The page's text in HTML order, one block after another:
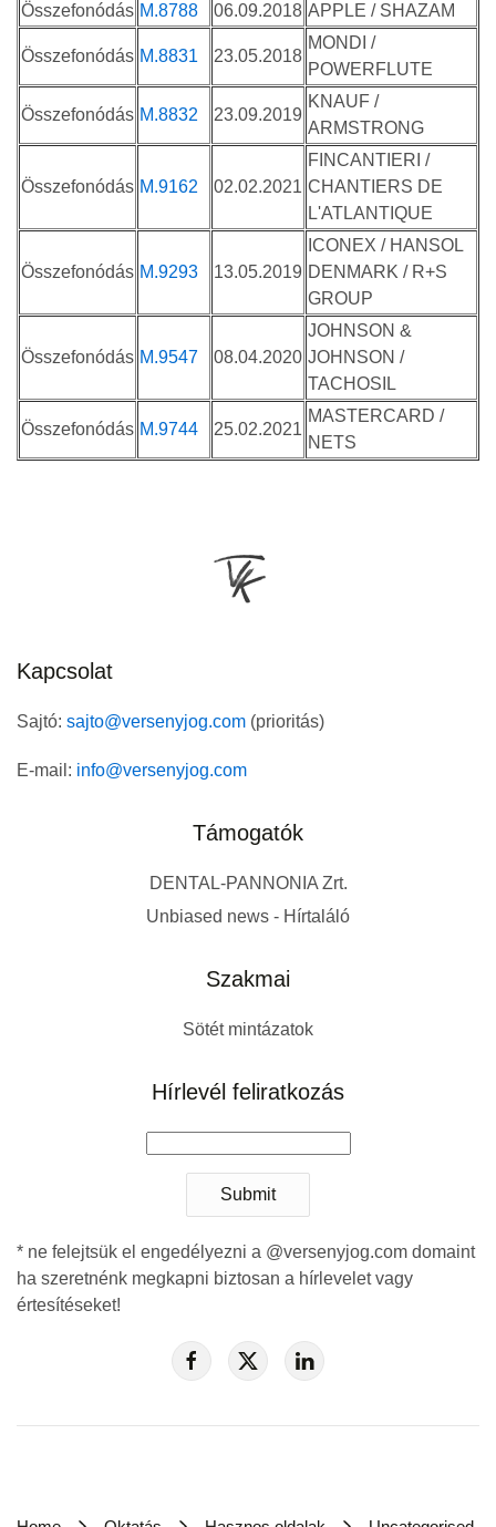
Összefonódás M.8788 06.09.2018 APPLE / SHAZAM
Összefonódás M.8831 23.05.2018
MONDI /
POWERFLUTE
Összefonódás M.8832 23.09.2019
KNAUF /
ARMSTRONG
Összefonódás M.9162 02.02.2021
FINCANTIERI /
CHANTIERS DE
L'ATLANTIQUE
Összefonódás M.9293 13.05.2019
ICONEX / HANSOL
DENMARK / R+S
GROUP
Összefonódás M.9547 08.04.2020
JOHNSON &
JOHNSON /
TACHOSIL
Összefonódás M.9744 25.02.2021
MASTERCARD /
NETS
Kapcsolat
Sajtó: sajto@versenyjog.com (prioritás)
E-mail: info@versenyjog.com
Támogatók
DENTAL-PANNONIA Zrt.
Unbiased news - Hírtaláló
Szakmai
Sötét mintázatok
Hírlevél feliratkozás
Submit
* ne felejtsük el engedélyezni a @versenyjog.com domaint
ha szeretnénk megkapni biztosan a hírlevelet vagy
értesítéseket!